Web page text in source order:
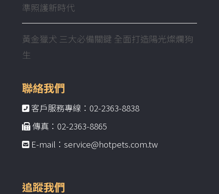
準照護新時代
黃金獵犬 三大必備關鍵 全面打造陽光燦爛狗
生
聯絡我們
客戶服務專線：02-2363-8838
傳真：02-2363-8865
E-mail：service@hotpets.com.tw
追蹤我們